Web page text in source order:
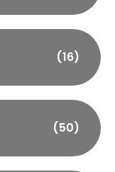
(16)
(50)